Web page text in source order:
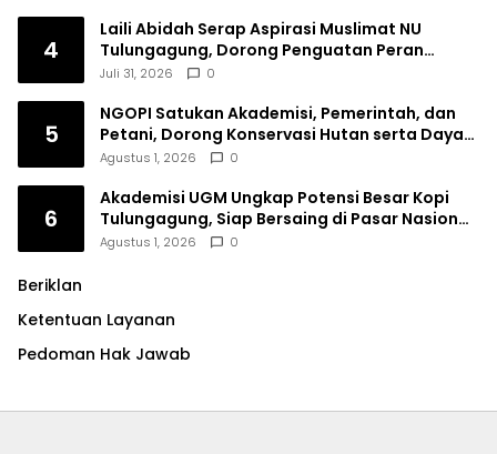
4
Laili Abidah Serap Aspirasi Muslimat NU
Tulungagung, Dorong Penguatan Peran
Perempuan
Juli 31, 2026 0
5
NGOPI Satukan Akademisi, Pemerintah, dan
Petani, Dorong Konservasi Hutan serta Daya
Saing Kopi Tulungagung
Agustus 1, 2026 0
6
Akademisi UGM Ungkap Potensi Besar Kopi
Tulungagung, Siap Bersaing di Pasar Nasional
hingga Dunia
Agustus 1, 2026 0
Beriklan
Ketentuan Layanan
Pedoman Hak Jawab